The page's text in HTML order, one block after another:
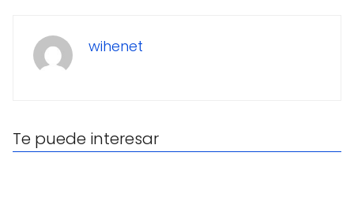
wihenet
Te puede interesar